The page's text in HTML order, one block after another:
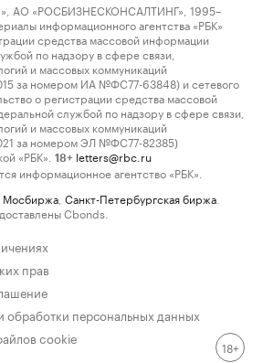
АО «РОСБИЗНЕСКОНСАЛТИНГ», 1995–
информационного агентства «РБК»
средства массовой информации
по надзору в сфере связи,
и массовых коммуникаций
за номером ИА №ФС77-63848) и сетевого
о регистрации средства массовой
службой по надзору в сфере связи,
и массовых коммуникаций
за номером ЭЛ №ФС77-82385)
«РБК».
18+ letters@rbc.ru
информационное агентство «РБК».
Мосбиржа Санкт-Петербургская биржа
Cbonds.
прав
обработки персональных данных
cookie
18+